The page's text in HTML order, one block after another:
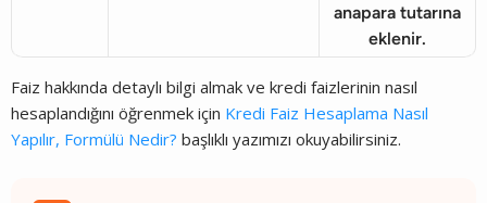
anapara tutarına
eklenir.
Faiz hakkında detaylı bilgi almak ve kredi faizlerinin nasıl
hesaplandığını öğrenmek için Kredi Faiz Hesaplama Nasıl
Yapılır, Formülü Nedir? başlıklı yazımızı okuyabilirsiniz.